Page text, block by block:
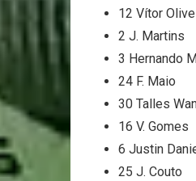
12 Vítor
2 J. Martins
3 Hernando
24 F. Maio
30 Talles
16 V. Gomes
6 Justin
25 J. Couto